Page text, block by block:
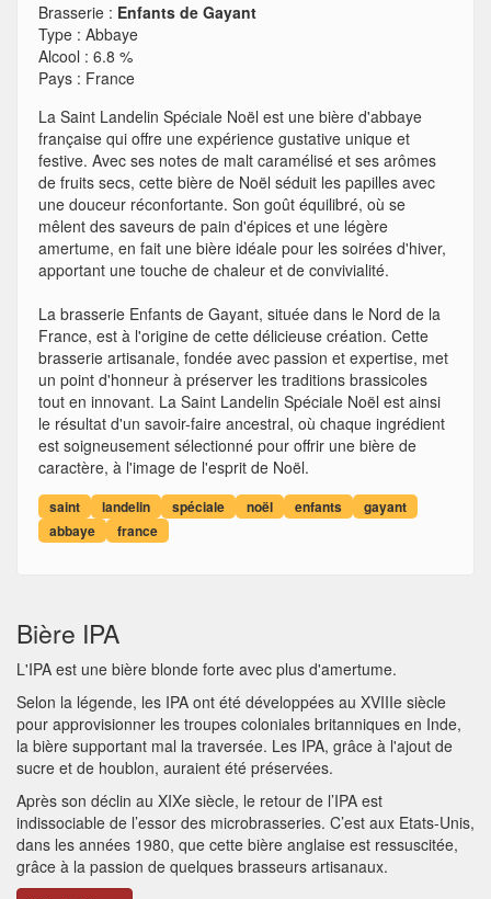
Brasserie : Enfants de Gayant
Type : Abbaye
Alcool : 6.8 %
Pays : France
La Saint Landelin Spéciale Noël est une bière d'abbaye
française qui offre une expérience gustative unique et
festive. Avec ses notes de malt caramélisé et ses arômes
de fruits secs, cette bière de Noël séduit les papilles avec
une douceur réconfortante. Son goût équilibré, où se
mêlent des saveurs de pain d'épices et une légère
amertume, en fait une bière idéale pour les soirées d'hiver,
apportant une touche de chaleur et de convivialité.
La brasserie Enfants de Gayant, située dans le Nord de la
France, est à l'origine de cette délicieuse création. Cette
brasserie artisanale, fondée avec passion et expertise, met
un point d'honneur à préserver les traditions brassicoles
tout en innovant. La Saint Landelin Spéciale Noël est ainsi
le résultat d'un savoir-faire ancestral, où chaque ingrédient
est soigneusement sélectionné pour offrir une bière de
caractère, à l'image de l'esprit de Noël.
saint landelin spéciale noël enfants
gayant
abbaye
france
Bière IPA
L'IPA est une bière blonde forte avec plus d'amertume.
Selon la légende, les IPA ont été développées au XVIIIe siècle
pour approvisionner les troupes coloniales britanniques en Inde,
la bière supportant mal la traversée. Les IPA, grâce à l'ajout de
sucre et de houblon, auraient été préservées.
Après son déclin au XIXe siècle, le retour de l’IPA est
indissociable de l’essor des microbrasseries. C’est aux Etats-Unis,
dans les années 1980, que cette bière anglaise est ressuscitée,
grâce à la passion de quelques brasseurs artisanaux.